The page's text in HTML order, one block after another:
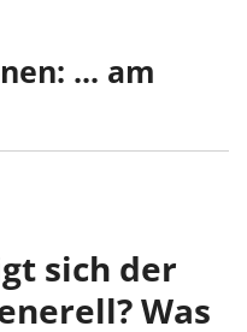
... am
sich der
Was